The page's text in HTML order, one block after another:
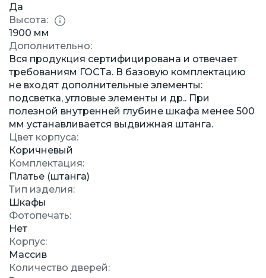
Да
Высота:
1900 мм
Дополнительно:
Вся продукция сертифицирована и отвечает
требованиям ГОСТа. В базовую комплектацию
не входят дополнительные элементы:
подсветка, угловые элементы и др.. При
полезной внутренней глубине шкафа менее 500
мм устанавливается выдвижная штанга.
Цвет корпуса:
Коричневый
Комплектация:
Платье (штанга)
Тип изделия:
Шкафы
Фотопечать:
Нет
Корпус:
Массив
Количество дверей: